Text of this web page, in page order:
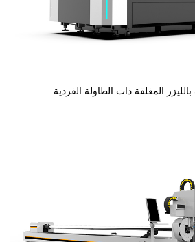
المغلقة ذات الطاولة الفردية